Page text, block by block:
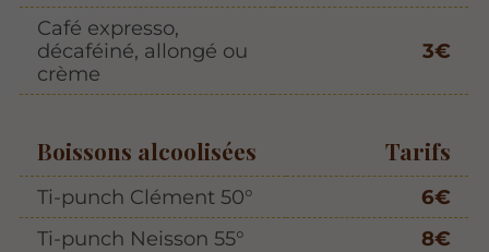
Café expresso,
décaféiné, allongé ou
crème
3€
Boissons alcoolisées Tarifs
Ti-punch Clément 50°
6€
Ti-punch Neisson 55°
8€